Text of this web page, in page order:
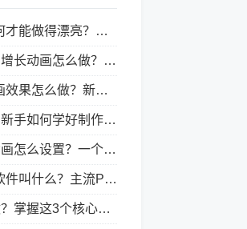
亮？职场PPT美化与制作技巧
做？实用的ppt技巧分享给你！
新手也能学会的亮眼PPT动画指南
好制作PPT？新手入门全攻略
设置？一个简单的设置技巧
主流PPT制作软件盘点与选型指南
制作方法与技巧，新手也能变大神！